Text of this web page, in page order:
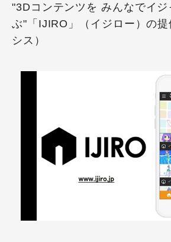
"3Dコンテンツを みんなでイジ
ぶ"「IJIRO」（イジロー）の
シス）